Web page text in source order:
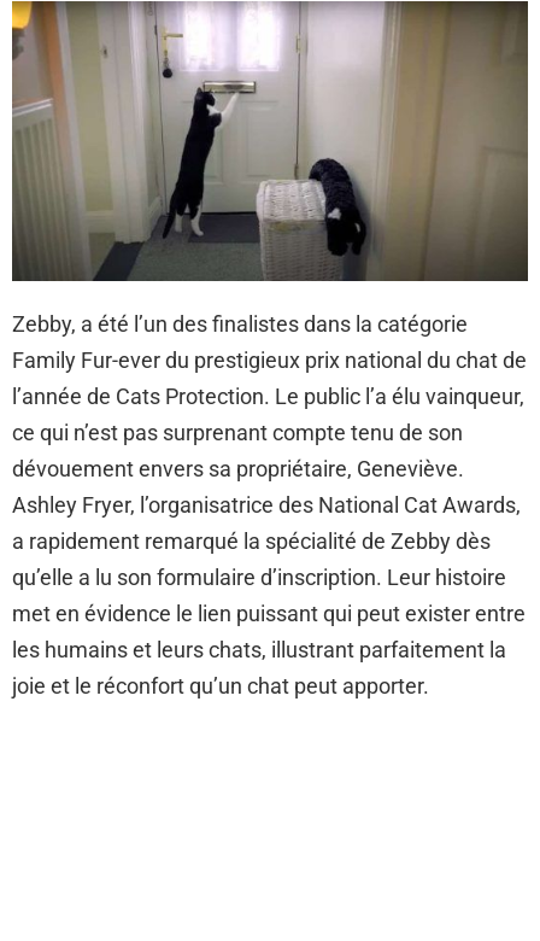
Zebby, a été l’un des finalistes dans la catégorie
Family Fur-ever du prestigieux prix national du chat de
l’année de Cats Protection. Le public l’a élu vainqueur,
ce qui n’est pas surprenant compte tenu de son
dévouement envers sa propriétaire, Geneviève.
Ashley Fryer, l’organisatrice des National Cat Awards,
a rapidement remarqué la spécialité de Zebby dès
qu’elle a lu son formulaire d’inscription. Leur histoire
met en évidence le lien puissant qui peut exister entre
les humains et leurs chats, illustrant parfaitement la
joie et le réconfort qu’un chat peut apporter.